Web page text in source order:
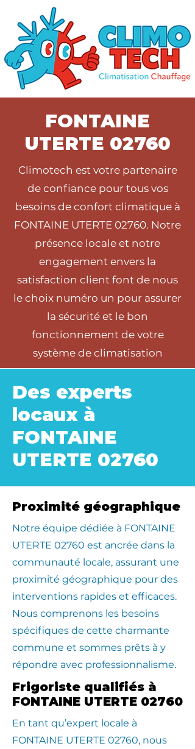
FONTAINE
UTERTE 02760
Climotech est votre partenaire
de confiance pour tous vos
besoins de confort climatique à
FONTAINE UTERTE 02760. Notre
présence locale et notre
engagement envers la
satisfaction client font de nous
le choix numéro un pour assurer
la sécurité et le bon
fonctionnement de votre
système de climatisation
Des experts
locaux à
FONTAINE
UTERTE 02760
Proximité géographique
​Notre équipe dédiée à FONTAINE
UTERTE 02760 est ancrée dans la
communauté locale, assurant une
proximité géographique pour des
interventions rapides et efficaces.
Nous comprenons les besoins
spécifiques de cette charmante
commune et sommes prêts à y
répondre avec professionnalisme.
Frigoriste qualifiés à
FONTAINE UTERTE 02760
En tant qu’expert locale à
FONTAINE UTERTE 02760, nous